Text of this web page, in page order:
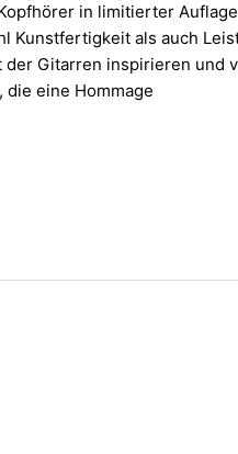
in limitierter
Kunstfertigkeit als auch
der Gitarren inspirieren und
eine Hommage